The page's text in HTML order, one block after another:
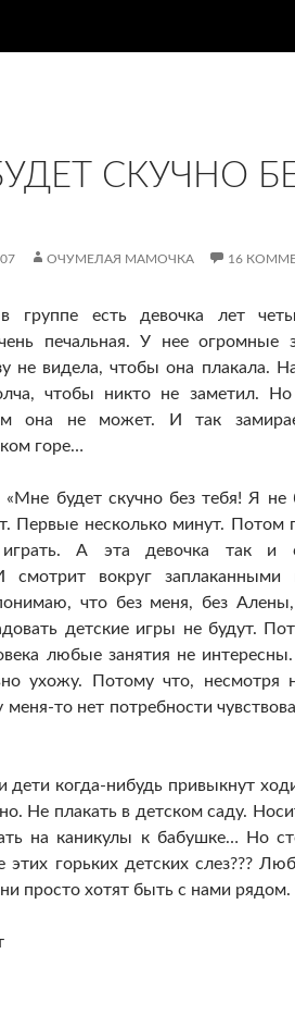
СКУЧНО
ОЧУМЕЛАЯ МАМОЧКА 16
группе есть девочка лет
печальная. У нее огромные
не видела, чтобы она плакала.
чтобы никто не заметил. Но
она не может. И так
горе…
«Мне будет скучно без тебя! Я не
Первые несколько минут. Потом
играть. А эта девочка так и
смотрит вокруг заплаканными
что без меня, без
детские игры не будут.
любые занятия не
ухожу. Потому что,
то нет потребности
дети когда-нибудь привыкнут
Не плакать в детском саду.
на каникулы к бабушке… Но
этих горьких детских слез???
просто хотят быть с нами рядом.